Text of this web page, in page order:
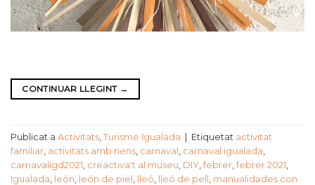
CONTINUAR LLEGINT →
Publicat a Activitats Turisme Igualada | Etiquetat activitat
familiar activitats amb nens carnaval carnaval igualada
carnavaligd2021 creactiva't al museu DIY febrer febrer 2021
Igualada león león de piel lleó lleó de pell manualidades con